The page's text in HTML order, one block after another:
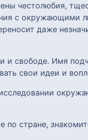
честолюбия,
с окружающими
даже
свободе. Имя
свои идеи и
по стране,